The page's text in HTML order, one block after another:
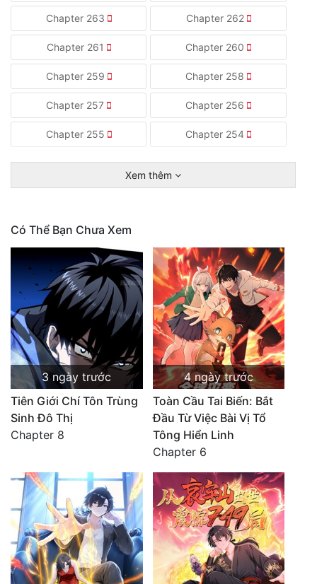
Chapter 263 Chapter 262
Chapter 261 Chapter 260
Chapter 259 Chapter 258
Chapter 257 Chapter 256
Chapter 255 Chapter 254
Xem thêm
Có Thể Bạn Chưa Xem
3 ngày trước
Tiên Giới Chí Tôn Trùng
Sinh Đô Thị
Chapter 8
4 ngày trước
Toàn Cầu Tai Biến: Bắt
Đầu Từ Việc Bài Vị Tổ
Tông Hiển Linh
Chapter 6